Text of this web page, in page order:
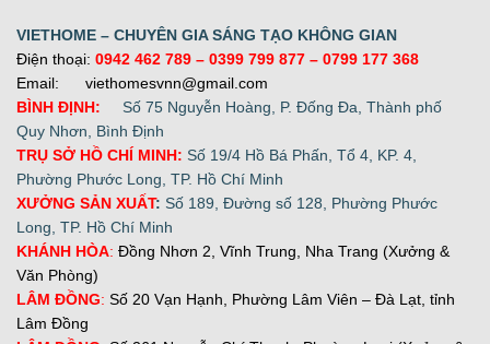
VIETHOME – CHUYÊN GIA SÁNG TẠO KHÔNG GIAN
Điện thoại: 0942 462 789 – 0399 799 877 – 0799 177 368
Email: viethomesvnn@gmail.com
BÌNH ĐỊNH:
Số 75 Nguyễn Hoàng, P. Đống Đa, Thành phố
Quy Nhơn, Bình Định
TRỤ SỞ HỒ CHÍ MINH: Số 19/4 Hồ Bá Phấn, Tổ 4, KP. 4,
Phường Phước Long, TP. Hồ Chí Minh
XƯỞNG SẢN XUẤT: Số 189, Đường số 128, Phường Phước
Long, TP. Hồ Chí Minh
KHÁNH HÒA: Đồng Nhơn 2, Vĩnh Trung, Nha Trang (Xưởng &
Văn Phòng)
LÂM ĐỒNG: Số 20 Vạn Hạnh, Phường Lâm Viên – Đà Lạt, tỉnh
Lâm Đồng